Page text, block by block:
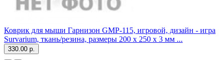
Коврик для мыши Гарнизон GMP-115, игровой, дизайн - игра
Survarium, ткань/резина, размеры 200 x 250 x 3 мм ...
330.00 р.